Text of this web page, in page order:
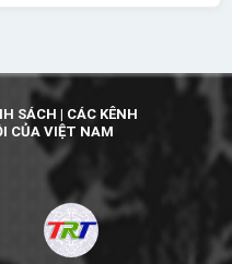
SÁCH | CÁC KÊNH
CỦA VIỆT NAM